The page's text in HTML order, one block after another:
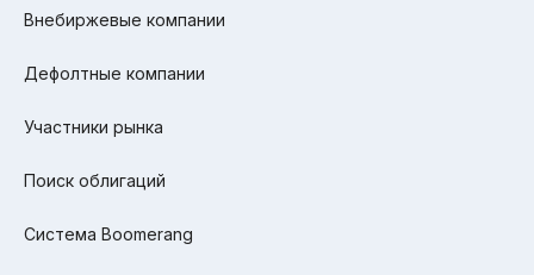
Внебиржевые компании
Дефолтные компании
Участники рынка
Поиск облигаций
Система Boomerang